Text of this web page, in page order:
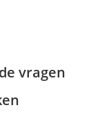
vragen